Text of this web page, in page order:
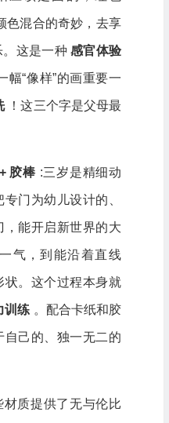
色混合的奇妙，去享
。这是一种感官体验
幅“像样”的画重要一
！这三个字是父母最
胶棒 :三岁是精细动
门为幼儿设计的、
，能开启新世界的大
气，到能沿着直线
状。这个过程本身就
训练 。配合卡纸和胶
自己的、独一无二的
材质提供了无与伦比